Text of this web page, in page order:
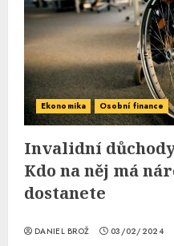
Ekonomika Osobní finance
Invalidní
Kdo na něj má
dostanete
DANIEL BROŽ 03/02/2024